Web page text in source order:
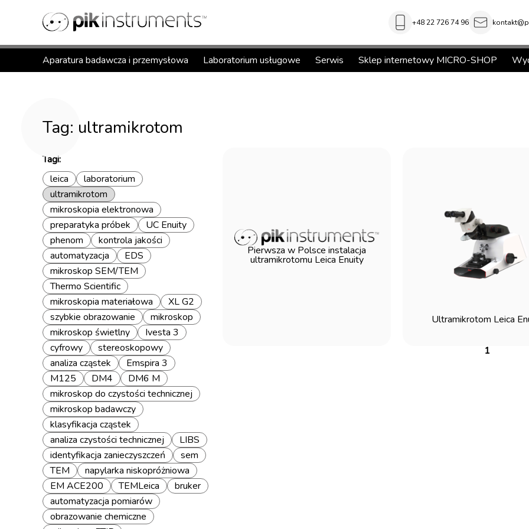
+48 22 726 74 96
Aparatura badawcza i przemysłowa Laboratorium usługowe Serwis Sklep internetowy MICRO-SHOP
Tag: ultramikrotom
Tagi:
leica
laboratorium
ultramikrotom
mikroskopia elektronowa
preparatyka próbek
UC Enuity
phenom
kontrola jakości
automatyzacja
EDS
mikroskop SEM/TEM
Thermo Scientific
mikroskopia materiałowa
XL G2
szybkie obrazowanie
mikroskop
mikroskop świetlny
Ivesta 3
cyfrowy
stereoskopowy
analiza cząstek
Emspira 3
M125
DM4
DM6 M
mikroskop do czystości technicznej
mikroskop badawczy
klasyfikacja cząstek
analiza czystości technicznej
LIBS
identyfikacja zanieczyszczeń
sem
TEM
napylarka niskopróżniowa
EM ACE200
TEMLeica
bruker
automatyzacja pomiarów
obrazowanie chemiczne
Pierwsza w Polsce instalacja
ultramikrotomu Leica Enuity
Ultramikrotom Leica
1